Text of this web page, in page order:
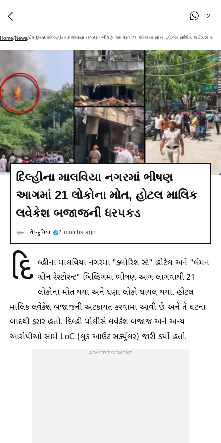
12
Home/News/વેબદુનિયા/
દિલ્હીના માલવિયા નગરમાં ભીષણ
આગમાં 21 લોકોના મોત, હોટલ માલિક
લવેકેશ બજાજની ધરપકડ
વેબદુનિયા 2 months ago
દિ લ્હીના માલવિયા નગરમાં "ફ્લોરિશ સ્ટે" હોટેલ અને "લેમન
ગ્રીન રેસ્ટોરન્ટ" બિલ્ડિંગમાં ભીષણ આગ લાગવાથી 21
લોકોના મોત થયા અને ઘણા લોકો ઘાયલ થયા. હોટલ
માલિક લવેકેશ બજાજની અટકાયત કરવામાં આવી છે અને તે ઘટના
બાદથી ફરાર હતો. દિલ્હી પોલીસે લવેકેશ બજાજ અને અન્ય
આરોપીઓ સામે LoC (લુક આઉટ સર્ક્યુલર) જારી કર્યો હતો.
ADVERTISEMENT